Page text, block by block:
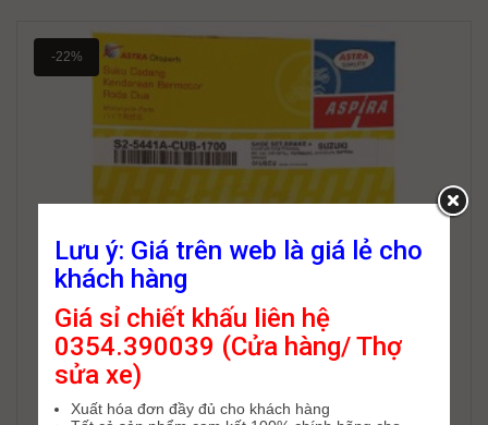
-22%
Lưu ý: Giá trên web là giá lẻ cho
khách hàng
Giá sỉ chiết khấu liên hệ
0354.390039 (Cửa hàng/ Thợ
sửa xe)
Xuất hóa đơn đầy đủ cho khách hàng